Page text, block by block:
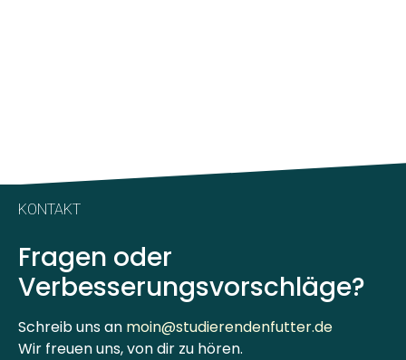
KONTAKT
Fragen oder
Verbesserungsvorschläge?
Schreib uns an moin@studierendenfutter.de
Wir freuen uns, von dir zu hören.